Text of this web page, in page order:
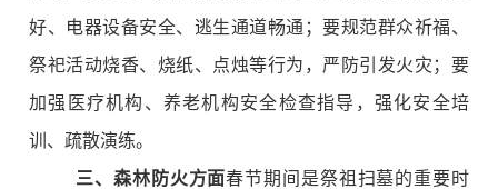
好、电器设备安全、逃生通道畅通；要规范群众祈福、
祭祀活动烧香、烧纸、点烛等行为，严防引发火灾；要
加强医疗机构、养老机构安全检查指导，强化安全培
训、疏散演练。
三、森林防火方面春节期间是祭祖扫墓的重要时